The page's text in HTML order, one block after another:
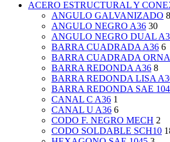
ACERO ESTRUCTURAL Y
ANGULO GALVANIZADO 8
ANGULO NEGRO A36 30
ANGULO NEGRO DUAL
BARRA CUADRADA A36 6
BARRA CUADRADA
BARRA REDONDA A36 8
BARRA REDONDA LISA
BARRA REDONDA SAE
CANAL C A36 1
CANAL U A36 6
CODO F. NEGRO MECH 2
CODO SOLDABLE SCH10